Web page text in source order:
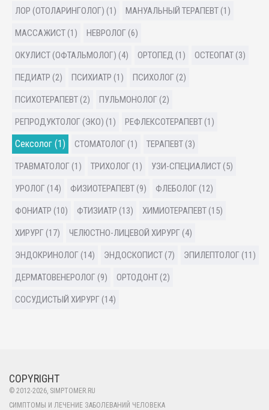
ЛОР (ОТОЛАРИНГОЛОГ) (1) МАНУАЛЬНЫЙ ТЕРАПЕВТ (1)
МАССАЖИСТ (1) НЕВРОЛОГ (6)
ОКУЛИСТ (ОФТАЛЬМОЛОГ) (4) ОРТОПЕД (1) ОСТЕОПАТ (3)
ПЕДИАТР (2) ПСИХИАТР (1) ПСИХОЛОГ (2)
ПСИХОТЕРАПЕВТ (2) ПУЛЬМОНОЛОГ (2)
РЕПРОДУКТОЛОГ (ЭКО) (1) РЕФЛЕКСОТЕРАПЕВТ (1)
Сексолог (1) СТОМАТОЛОГ (1) ТЕРАПЕВТ (3)
ТРАВМАТОЛОГ (1) ТРИХОЛОГ (1) УЗИ-СПЕЦИАЛИСТ (5)
УРОЛОГ (14) ФИЗИОТЕРАПЕВТ (9) ФЛЕБОЛОГ (12)
ФОНИАТР (10) ФТИЗИАТР (13) ХИМИОТЕРАПЕВТ (15)
ХИРУРГ (17) ЧЕЛЮСТНО-ЛИЦЕВОЙ ХИРУРГ (4)
ЭНДОКРИНОЛОГ (14) ЭНДОСКОПИСТ (7) ЭПИЛЕПТОЛОГ (11)
ДЕРМАТОВЕНЕРОЛОГ (9) ОРТОДОНТ (2)
СОСУДИСТЫЙ ХИРУРГ (14)
COPYRIGHT
© 2012-2026, SIMPTOMER.RU
СИМПТОМЫ И ЛЕЧЕНИЕ ЗАБОЛЕВАНИЙ ЧЕЛОВЕКА